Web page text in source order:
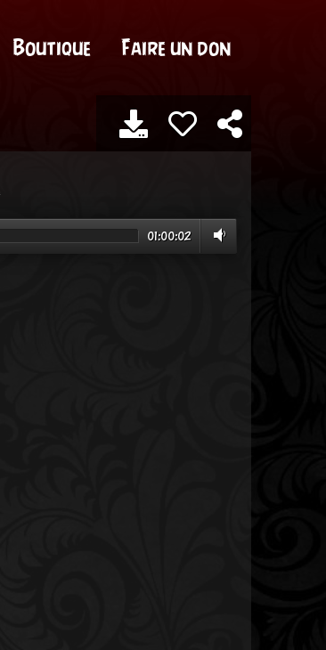
Boutique Faire un don
01:00:02